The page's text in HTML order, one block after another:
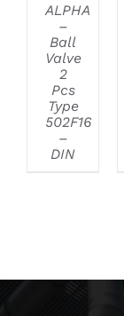
ALPHA
–
Ball
Valve
2
Pcs
Type
502F16
–
DIN